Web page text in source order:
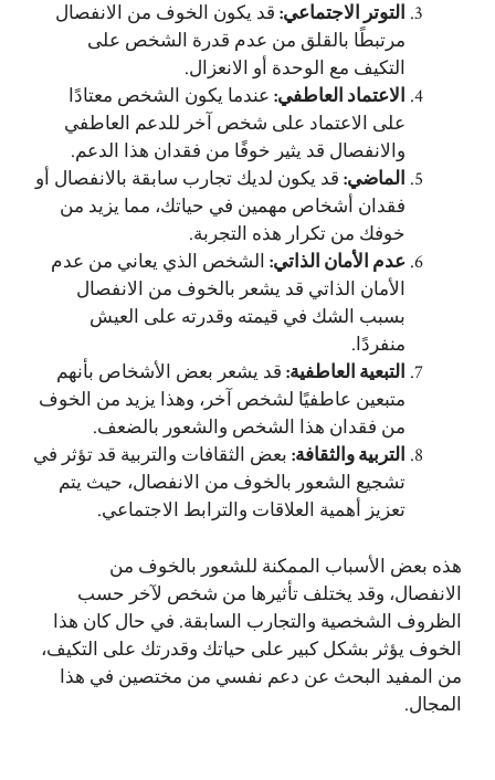
التوتر الاجتماعي: قد يكون الخوف من الانفصال
مرتبطًا بالقلق من عدم قدرة الشخص على
التكيف مع الوحدة أو الانعزال.
الاعتماد العاطفي: عندما يكون الشخص معتادًا
على الاعتماد على شخص آخر للدعم العاطفي
والانفصال قد يثير خوفًا من فقدان هذا الدعم.
الماضي: قد يكون لديك تجارب سابقة بالانفصال أو
فقدان أشخاص مهمين في حياتك، مما يزيد من
خوفك من تكرار هذه التجربة.
عدم الأمان الذاتي: الشخص الذي يعاني من عدم
الأمان الذاتي قد يشعر بالخوف من الانفصال
بسبب الشك في قيمته وقدرته على العيش
منفردًا.
التبعية العاطفية: قد يشعر بعض الأشخاص بأنهم
متبعين عاطفيًا لشخص آخر، وهذا يزيد من الخوف
من فقدان هذا الشخص والشعور بالضعف.
التربية والثقافة: بعض الثقافات والتربية قد تؤثر في
تشجيع الشعور بالخوف من الانفصال، حيث يتم
تعزيز أهمية العلاقات والترابط الاجتماعي.
هذه بعض الأسباب الممكنة للشعور بالخوف من
الانفصال، وقد يختلف تأثيرها من شخص لآخر حسب
الظروف الشخصية والتجارب السابقة. في حال كان هذا
الخوف يؤثر بشكل كبير على حياتك وقدرتك على التكيف،
من المفيد البحث عن دعم نفسي من مختصين في هذا
المجال.